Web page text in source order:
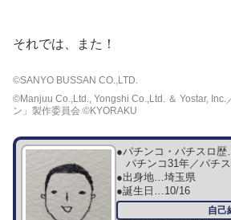
それでは、また！
©SANYO BUSSAN CO.,LTD.
©Manjuu Co.,Ltd., Yongshi Co.,Ltd. ＆ Yostar, Inc.
ン」製作委員会 ©KYORAKU
●パチンコ・パチスロ
パチンコ31年／パチ
●出身地…埼玉県
●誕生日…10/16